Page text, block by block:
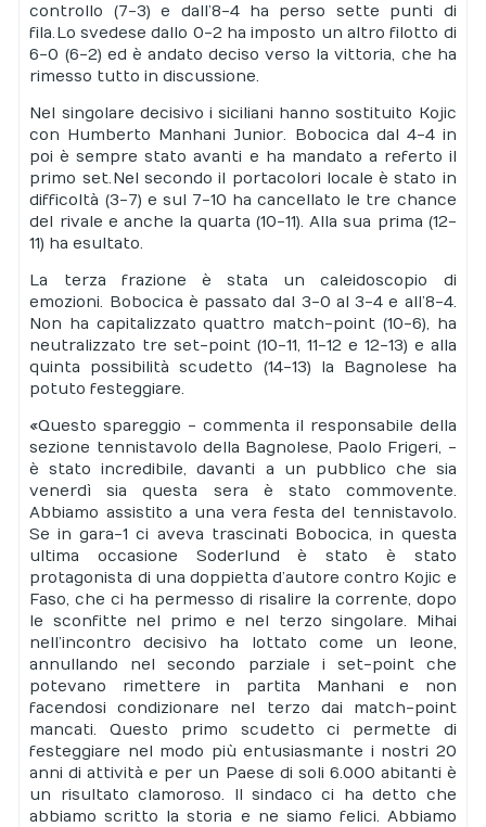
controllo (7-3) e dall’8-4 ha perso sette punti di
fila. Lo svedese dallo 0-2 ha imposto un altro filotto di
6-0 (6-2) ed è andato deciso verso la vittoria, che ha
rimesso tutto in discussione.
Nel singolare decisivo i siciliani hanno sostituito Kojic
con Humberto Manhani Junior. Bobocica dal 4-4 in
poi è sempre stato avanti e ha mandato a referto il
primo set. Nel secondo il portacolori locale è stato in
difficoltà (3-7) e sul 7-10 ha cancellato le tre chance
del rivale e anche la quarta (10-11). Alla sua prima (12-
11) ha esultato.
La terza frazione è stata un caleidoscopio di
emozioni. Bobocica è passato dal 3-0 al 3-4 e all’8-4.
Non ha capitalizzato quattro match-point (10-6), ha
neutralizzato tre set-point (10-11, 11-12 e 12-13) e alla
quinta possibilità scudetto (14-13) la Bagnolese ha
potuto festeggiare.
«Questo spareggio - commenta il responsabile della
sezione tennistavolo della Bagnolese, Paolo Frigeri, -
è stato incredibile, davanti a un pubblico che sia
venerdì sia questa sera è stato commovente.
Abbiamo assistito a una vera festa del tennistavolo.
Se in gara-1 ci aveva trascinati Bobocica, in questa
ultima occasione Soderlund è stato è stato
protagonista di una doppietta d’autore contro Kojic e
Faso, che ci ha permesso di risalire la corrente, dopo
le sconfitte nel primo e nel terzo singolare. Mihai
nell’incontro decisivo ha lottato come un leone,
annullando nel secondo parziale i set-point che
potevano rimettere in partita Manhani e non
facendosi condizionare nel terzo dai match-point
mancati. Questo primo scudetto ci permette di
festeggiare nel modo più entusiasmante i nostri 20
anni di attività e per un Paese di soli 6.000 abitanti è
un risultato clamoroso. Il sindaco ci ha detto che
abbiamo scritto la storia e ne siamo felici. Abbiamo